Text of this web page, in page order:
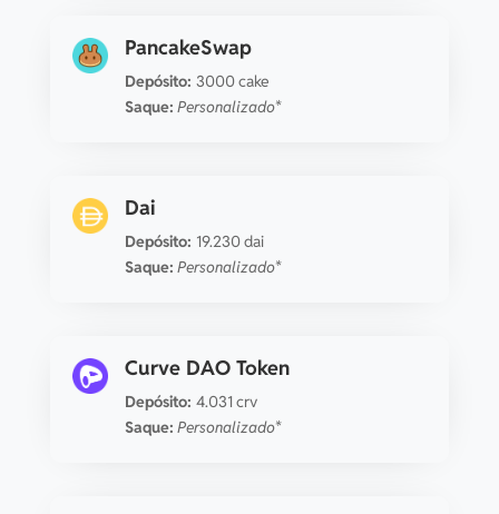
PancakeSwap
Depósito: 3000 cake
Saque: Personalizado*
Dai
Depósito: 19.230 dai
Saque: Personalizado*
Curve DAO Token
Depósito: 4.031 crv
Saque: Personalizado*